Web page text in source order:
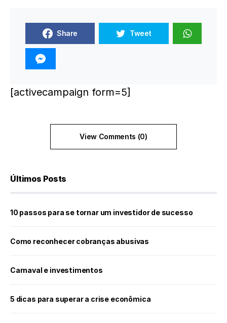
Share Tweet
[activecampaign form=5]
View Comments (0)
Últimos Posts
10 passos para se tornar um investidor de sucesso
Como reconhecer cobranças abusivas
Carnaval e investimentos
5 dicas para superar a crise econômica